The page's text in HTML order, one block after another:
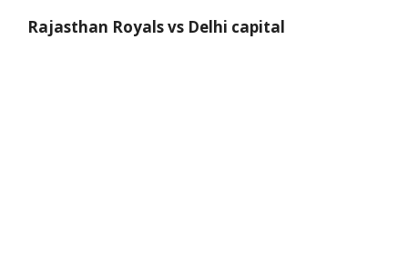
Rajasthan Royals vs Delhi capital